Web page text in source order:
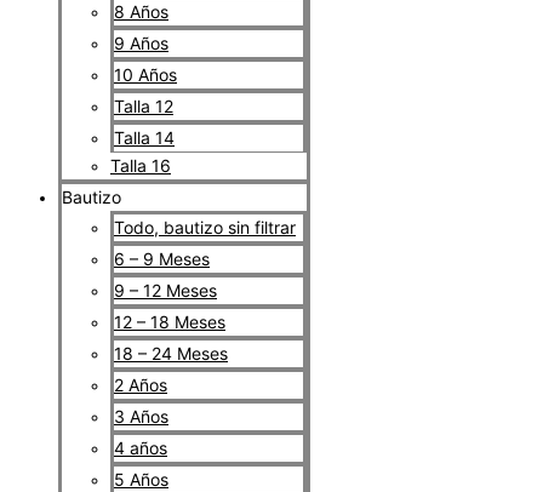
8 Años
9 Años
10 Años
Talla 12
Talla 14
Talla 16
Bautizo
Todo, bautizo sin filtrar
6 – 9 Meses
9 – 12 Meses
12 – 18 Meses
18 – 24 Meses
2 Años
3 Años
4 años
5 Años